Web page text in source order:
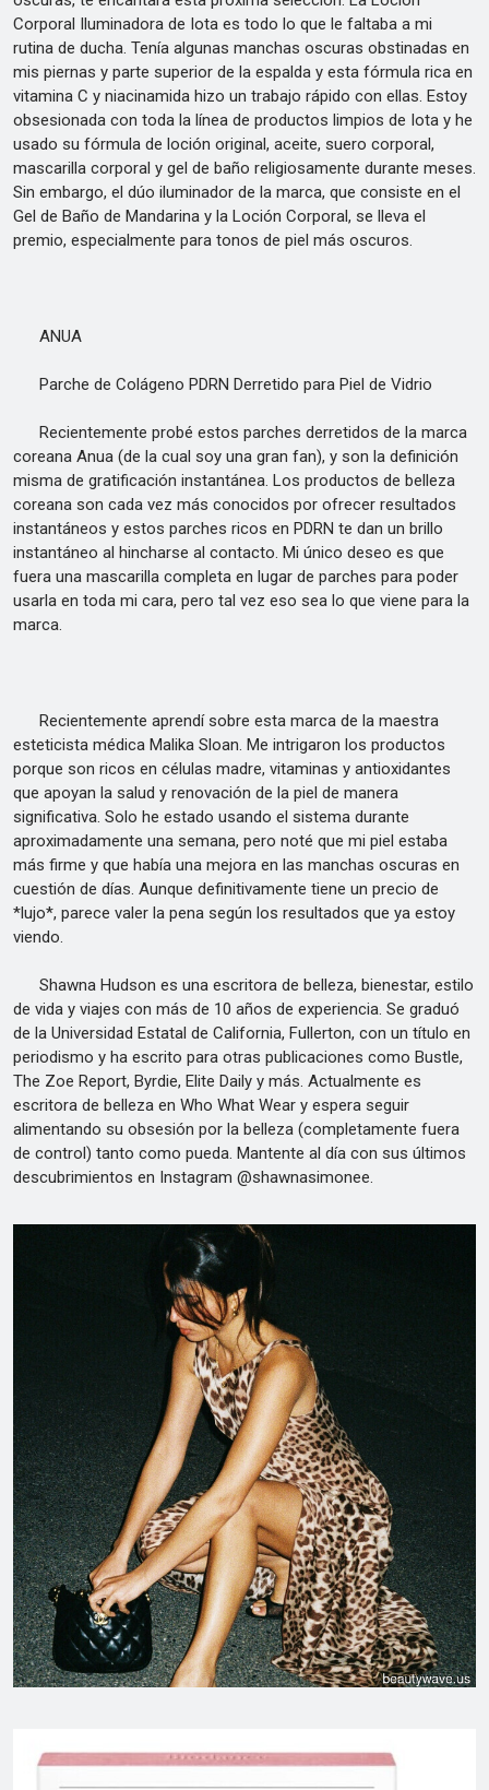
Corporal Iluminadora de Iota es todo lo que le faltaba a mi
rutina de ducha. Tenía algunas manchas oscuras obstinadas en
mis piernas y parte superior de la espalda y esta fórmula rica en
vitamina C y niacinamida hizo un trabajo rápido con ellas. Estoy
obsesionada con toda la línea de productos limpios de Iota y he
usado su fórmula de loción original, aceite, suero corporal,
mascarilla corporal y gel de baño religiosamente durante meses.
Sin embargo, el dúo iluminador de la marca, que consiste en el
Gel de Baño de Mandarina y la Loción Corporal, se lleva el
premio, especialmente para tonos de piel más oscuros.
ANUA
Parche de Colágeno PDRN Derretido para Piel de Vidrio
Recientemente probé estos parches derretidos de la marca
coreana Anua (de la cual soy una gran fan), y son la definición
misma de gratificación instantánea. Los productos de belleza
coreana son cada vez más conocidos por ofrecer resultados
instantáneos y estos parches ricos en PDRN te dan un brillo
instantáneo al hincharse al contacto. Mi único deseo es que
fuera una mascarilla completa en lugar de parches para poder
usarla en toda mi cara, pero tal vez eso sea lo que viene para la
marca.
Recientemente aprendí sobre esta marca de la maestra
esteticista médica Malika Sloan. Me intrigaron los productos
porque son ricos en células madre, vitaminas y antioxidantes
que apoyan la salud y renovación de la piel de manera
significativa. Solo he estado usando el sistema durante
aproximadamente una semana, pero noté que mi piel estaba
más firme y que había una mejora en las manchas oscuras en
cuestión de días. Aunque definitivamente tiene un precio de
*lujo*, parece valer la pena según los resultados que ya estoy
viendo.
Shawna Hudson es una escritora de belleza, bienestar, estilo
de vida y viajes con más de 10 años de experiencia. Se graduó
de la Universidad Estatal de California, Fullerton, con un título en
periodismo y ha escrito para otras publicaciones como Bustle,
The Zoe Report, Byrdie, Elite Daily y más. Actualmente es
escritora de belleza en Who What Wear y espera seguir
alimentando su obsesión por la belleza (completamente fuera
de control) tanto como pueda. Mantente al día con sus últimos
descubrimientos en Instagram @shawnasimonee.